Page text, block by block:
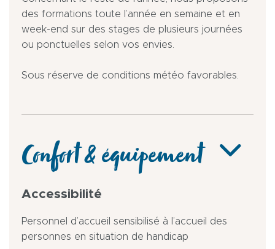
des formations toute l’année en semaine et en
week-end sur des stages de plusieurs journées
ou ponctuelles selon vos envies.
Sous réserve de conditions météo favorables.
Confort & équipement
Accessibilité
Personnel d’accueil sensibilisé à l’accueil des
personnes en situation de handicap